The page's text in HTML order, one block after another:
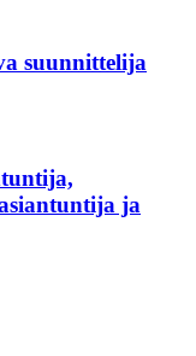
suunnittelija
ja